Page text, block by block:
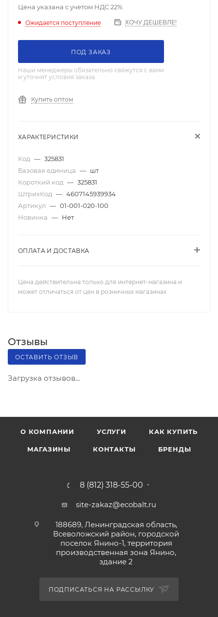
Цена указана с учетом НДС 22%
Ожидается поступление ХОЧУ ДЕШЕВЛЕ!
ПОД ЗАКАЗ
Наши менеджеры обязательно свяжутся с вами
и уточнят условия заказа
Купить оптом
ХАРАКТЕРИСТИКИ
Код — 325831
Базовая единица — шт
Короткий код — 325831
ШтрихКод — 4607145939934
Артикул — 01-001-020-100
Новинка — Нет
ОПЛАТА И ДОСТАВКА
Цена действительна только для интернет-магазина и
может отличаться от цен в розничных магазинах
Отзывы
ОСТАВИТЬ ОТЗЫВ
Загрузка отзывов...
О КОМПАНИИ УСЛУГИ КАК КУПИТЬ
МАГАЗИНЫ КОНТАКТЫ БРЕНДЫ
8 (812) 318-55-00
site-zakaz@ecobalt.ru
188689, Ленинградская область,
Всеволожский район, городской
поселок Янино-1, территория
производственная зона Янино,
здание 2
ПОДПИСАТЬСЯ НА РАССЫЛКУ